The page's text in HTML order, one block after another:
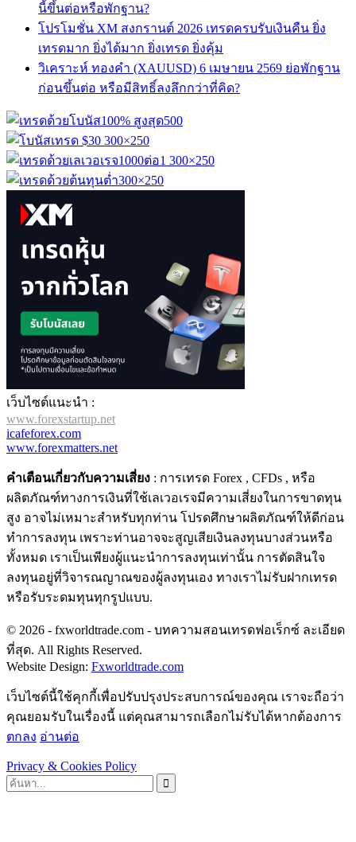
นี้ขึ้นต่อหรือพักฐาน?
โปรโมชั่น XM สงกรานต์ 2026 เทรดครบรับเงินคืน ยิ่ง
เทรดมาก ยิ่งได้มาก ยิ่งเทรด ยิ่งคุ้ม
วิเคราะห์ ทองคำ (XAUUSD) 6 เมษายน 2569 ย่อพักฐาน
ก่อนขึ้นต่อ หรือมีสิทธิ์ลงลึกกว่าที่คิด?
เว็บไซต์แนะนำ :
www.forexstartup.net
icafeforex.com
www.forexmatters.net
คำเตือนเกี่ยวกับความเสี่ยง : การเทรด Forex , CFDs , หรือ
ผลิตภัณฑ์ทางการเงินที่ใช้เลเวอเรจมีความเสี่ยงในการขาดทุน
สูง อาจไม่เหมาะสำหรับทุกท่าน โปรดศึกษาผลิตภัณฑ์ให้ดีก่อน
ทำการลงทุน เพราะท่านอาจจะสูญเสียเงินลงทุนบางส่วนหรือ
ทั้งหมด เราเป็นเพียงผู้แนะนำการลงทุนเท่านั้น การตัดสินใจ
ลงทุนอยู่ที่วิจารณญาณของผู้ลงทุนเอง ทางเราไม่รับฝากเทรด
หรือรับระดมทุนทุกรูปแบบ.
© 2026 - fxworldtrade.com - บทความสอนเทรดฟอเร็กซ์ ละเอียด
ที่สุด. All Rights Reserved.
Website Design: Fxworldtrade.com
เว็บไซต์นี้ใช้คุกกี้เพื่อปรับปรุงประสบการณ์ของคุณ เราจะถือว่า
คุณยอมรับในเรื่องนี้ แต่คุณสามารถเลือกไม่รับได้หากต้องการ
ตกลง อ่านต่อ
Privacy & Cookies Policy